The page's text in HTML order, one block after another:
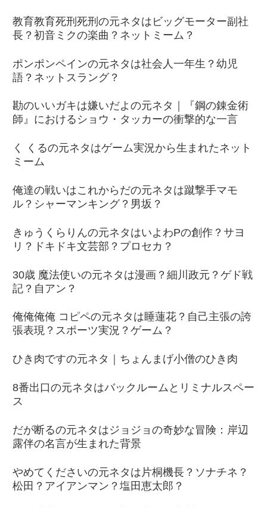
教育教育死刑死刑の元ネタはビッグモーター副社
長？初音ミクの楽曲？ネットミーム？
ポンポンペインの元ネタは社会人一年生？幼児
語？ネットスラング？
勘のいいガキは嫌いだよの元ネタ｜『鋼の錬金術
師』におけるショウ・タッカーの衝撃的な一言
く くるの元ネタはゲーム実況から生まれたネット
ミーム
俺達の戦いはこれからだの元ネタは蹴撃手マモ
ル？シャーマンキング？男坂？
きゅうくらりんの元ネタはいよわPの創作？サヨ
リ？ドキドキ文芸部？プロセカ？
30歳 魔法使いの元ネタは漫画？細川政元？ゲド戦
記？自アン？
俺俺俺俺 コピペの元ネタは睡蓮花？自己主張の誇
張表現？スポーツ実況？ゲーム？
ひき肉ですの元ネタ｜ちょんまげ小僧のひき肉
8番出口の元ネタはバックルームとリミナルスペー
ス
だが断るの元ネタはジョジョの奇妙な冒険：岸辺
露伴の名言が生まれた背景
やめてくださいの元ネタは片桐機長？ソナチネ？
松田？アイアンマン？塩田恵太郎？